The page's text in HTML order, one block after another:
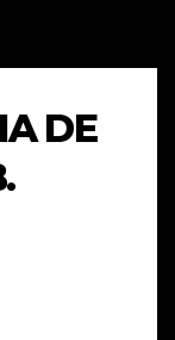
DE